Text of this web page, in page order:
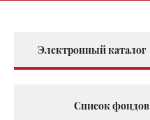
Электронный каталог
Список фондов